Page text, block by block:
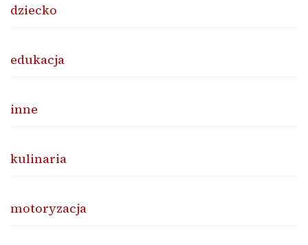
dziecko
edukacja
inne
kulinaria
motoryzacja